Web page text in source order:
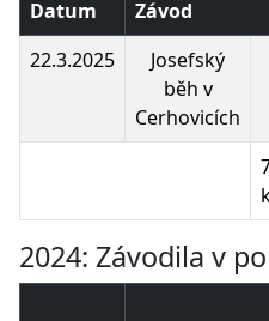
Datum Závod
22.3.2025
Josefský
běh v
Cerhovicích
2024: Závodila v